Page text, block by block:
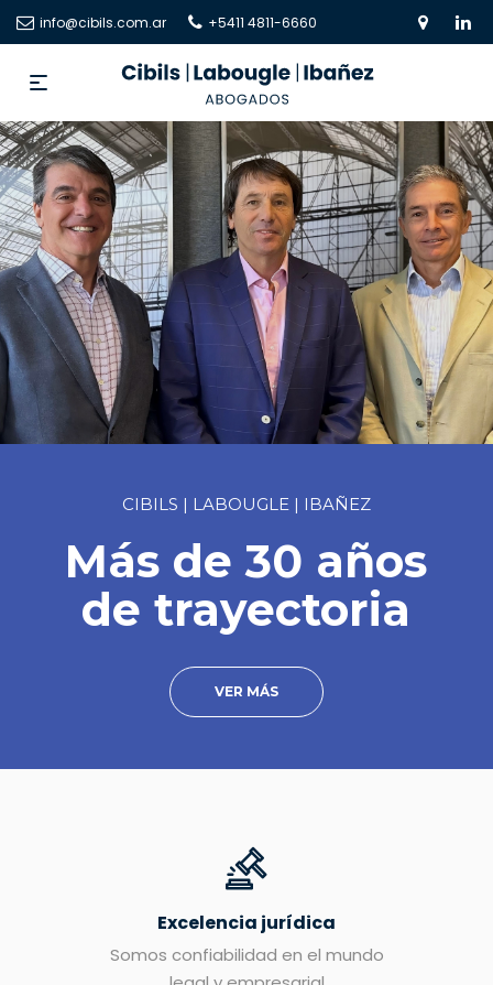
info@cibils.com.ar +5411 4811-6660
VER MÁS
CIBILS | LABOUGLE | IBAÑEZ
Más de 30 años
de trayectoria
Excelencia jurídica
Somos confiabilidad en el mundo